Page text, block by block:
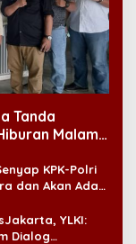
Tanda
Malam
KPK-Polri
dan Akan Ada
YLKI:
Dialog